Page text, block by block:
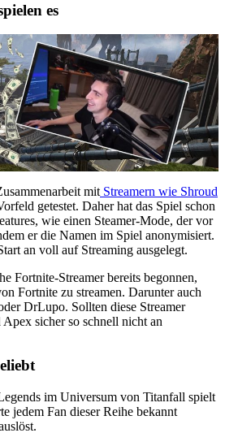
es
mitStreamern wie Shroud
getestet. Daher hat das Spiel schon
wie einen Steamer-Mode, der vor
er die Namen im Spiel anonymisiert.
an voll auf Streaming ausgelegt.
Fortnite-Streamer bereits begonnen,
Fortnite zu streamen. Darunter auch
DrLupo. Sollten diese Streamer
sicher so schnell nicht an
im Universum von Titanfall spielt
jedem Fan dieser Reihe bekannt